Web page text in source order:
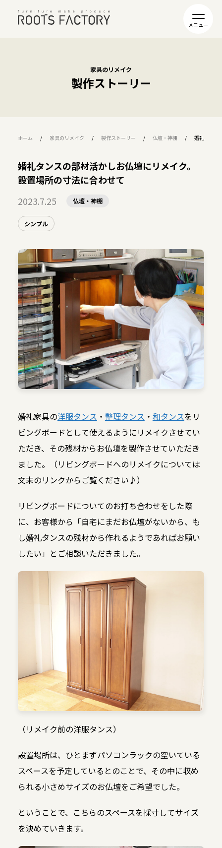
家具のリメイク
製作ストーリー
ホーム 家具のリメイク 製作ストーリー 仏壇・神棚 婚礼タンス
婚礼タンスの部材活かしお仏壇にリメイク。
設置場所の寸法に合わせて
2023.7.25
仏壇・神棚
シンプル
婚礼家具の洋服タンス ・ 整理タンス ・ 和タンスをリ
ビングボードとして使えるようにリメイクさせてい
ただき、その残材からお仏壇を製作させていただき
ました。（リビングボードへのリメイクについては
文末のリンクからご覧ください♪）
リビングボードについてのお打ち合わせをした際
に、お客様から「自宅にまだお仏壇がないから、も
し婚礼タンスの残材から作れるようであればお願い
したい」とご相談いただきました。
（リメイク前の洋服タンス）
設置場所は、ひとまずパソコンラックの空いている
スペースを予定しているとのことで、その中に収め
られる小さめサイズのお仏壇をご希望でした。
ということで、こちらのスペースを採寸してサイズ
を決めていきます。